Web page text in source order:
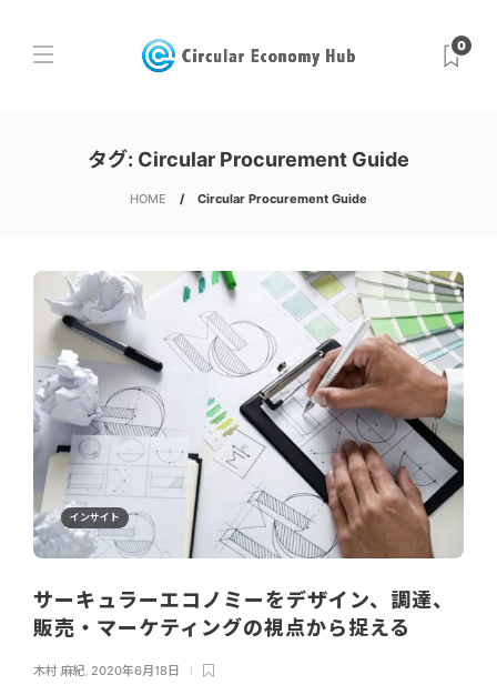
0
タグ: Circular Procurement Guide
HOME Circular Procurement Guide
インサイト
サーキュラーエコノミーをデザイン、調達、
販売・マーケティングの視点から捉える
木村 麻紀 2020年6月18日